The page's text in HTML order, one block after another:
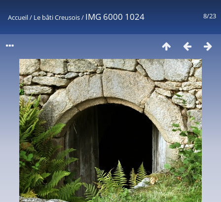
8/23
Accueil/ Le bâti Creusois/ IMG 6000 1024